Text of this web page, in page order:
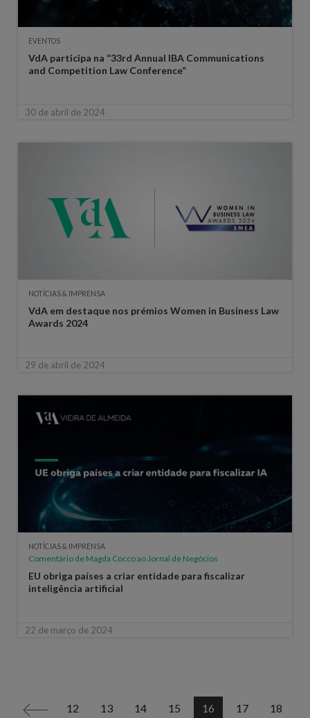
EVENTOS
VdA participa na “33rd Annual IBA Communications
and Competition Law Conference”
30 de abril de 2024
NOTÍCIAS & IMPRENSA
VdA em destaque nos prémios Women in Business Law
Awards 2024
29 de abril de 2024
NOTÍCIAS & IMPRENSA
Comentário de Magda Cocco ao Jornal de Negócios
EU obriga países a criar entidade para fiscalizar
inteligência artificial
22 de março de 2024
< 12 13 14 15 16 17 18